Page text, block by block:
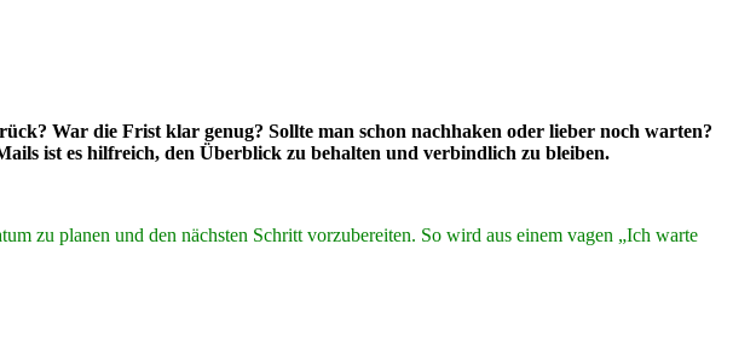
War die Frist klar genug? Sollte man schon nachhaken oder lieber noch warten?
ist es hilfreich, den Überblick zu behalten und verbindlich zu bleiben.
zu planen und den nächsten Schritt vorzubereiten. So wird aus einem vagen „Ich warte